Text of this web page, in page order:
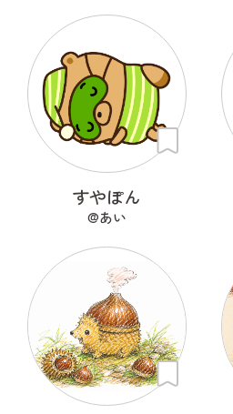
すやぽん
@あい